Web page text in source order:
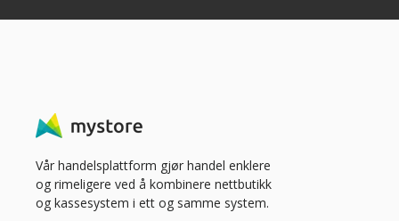
Vår handelsplattform gjør handel enklere
og rimeligere ved å kombinere nettbutikk
og kassesystem i ett og samme system.